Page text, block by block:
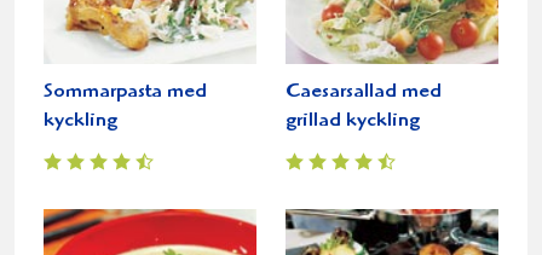
Sommarpasta med
kyckling
Caesarsallad med
grillad kyckling